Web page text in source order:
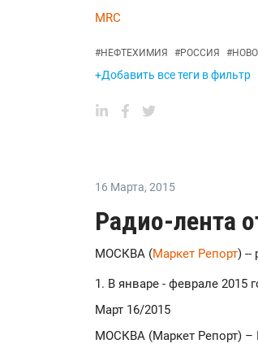
MRC
#НЕФТЕХИМИЯ #РОССИЯ #
+Добавить все теги в фильтр
16 Марта, 2015
Радио-лента
МОСКВА (Маркет Репорт) --
1. В январе - феврале 2015
Март 16/2015
МОСКВА (Маркет Репорт) –